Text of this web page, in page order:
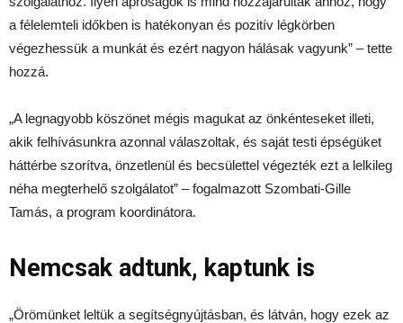
a félelemteli időkben is hatékonyan és pozitív légkörben
végezhessük a munkát és ezért nagyon hálásak vagyunk” – tette
hozzá.
„A legnagyobb köszönet mégis magukat az önkénteseket illeti,
akik felhívásunkra azonnal válaszoltak, és saját testi épségüket
háttérbe szorítva, önzetlenül és becsülettel végezték ezt a lelkileg
néha megterhelő szolgálatot” – fogalmazott Szombati-Gille
Tamás, a program koordinátora.
Nemcsak adtunk, kaptunk is
„Örömünket leltük a segítségnyújtásban, és látván, hogy ezek az